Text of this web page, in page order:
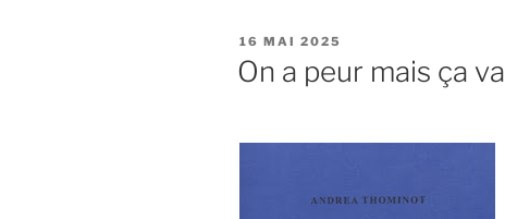
PUBLIÉ
LE
16 MAI 2025
On a peur mais ça va